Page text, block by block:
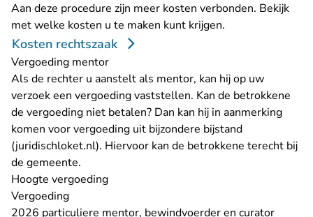
Aan deze procedure zijn meer kosten verbonden. Bekijk
met welke kosten u te maken kunt krijgen.
Kosten rechtszaak
Vergoeding mentor
Als de rechter u aanstelt als mentor, kan hij op uw
verzoek een vergoedingvaststellen. Kan de betrokkene
de vergoeding niet betalen? Dan kan hij in aanmerking
komen voor vergoeding uit bijzondere bijstand
(juridischloket.nl)- U verlaat Rechtspraak.nl
. Hiervoor kan de betrokkene terecht bij
de gemeente.
Hoogte vergoeding
Vergoeding
2026 particuliere mentor, bewindvoerder en curator